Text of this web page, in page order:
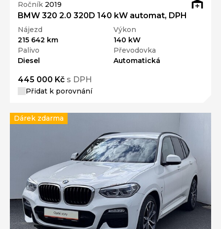
Ročník 2019
BMW 320 2.0 320D 140 kW automat, DPH
Nájezd
215 642 km
Výkon
140 kW
Palivo
Diesel
Převodovka
Automatická
445 000 Kč s DPH
Přidat k porovnání
Dárek zdarma